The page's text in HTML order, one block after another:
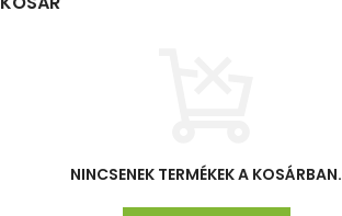
NINCSENEK TERMÉKEK A KOSÁRBAN.